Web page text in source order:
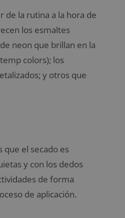
la rutina a la hora de
los esmaltes
neon que brillan en la
colors); los
y otros que
el secado es
y con los dedos
de forma
de aplicación.